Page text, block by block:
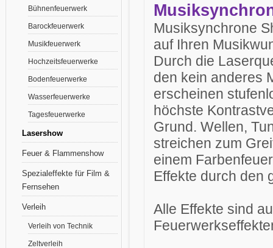
Bühnenfeuerwerk
Barockfeuerwerk
Musikfeuerwerk
Hochzeitsfeuerwerke
Bodenfeuerwerke
Wasserfeuerwerke
Tagesfeuerwerke
Lasershow
Feuer & Flammenshow
Spezialeffekte für Film &
Fernsehen
Verleih
Verleih von Technik
Zeltverleih
Musiksynchrone
auf Ihren
Durch die
den kein anderes
erscheinen
höchste
Grund. Wellen,
streichen zum
einem
Effekte durch den
Alle Effekte sind